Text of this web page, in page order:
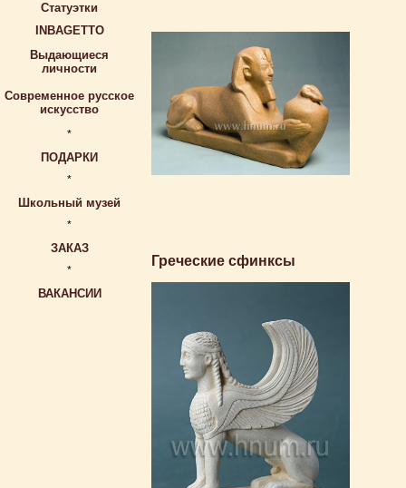
Статуэтки
INBAGETTO
Выдающиеся
личности
Современное русское
искусство
*
ПОДАРКИ
*
Школьный музей
*
ЗАКАЗ
*
ВАКАНСИИ
Греческие сфинксы